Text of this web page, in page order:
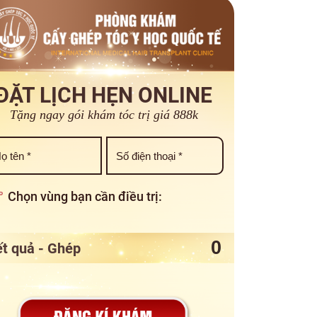
LỊCH HẸN ONLINE
Tặng ngay gói khám tóc trị giá 888k
Chọn vùng bạn cần điều trị:
quả - Ghép